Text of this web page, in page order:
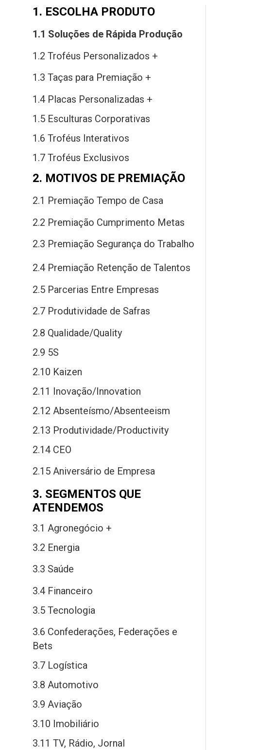
1. ESCOLHA PRODUTO
1.1 Soluções de Rápida Produção
1.2 Troféus Personalizados +
1.3 Taças para Premiação +
1.4 Placas Personalizadas +
1.5 Esculturas Corporativas
1.6 Troféus Interativos
1.7 Troféus Exclusivos
2. MOTIVOS DE PREMIAÇÃO
2.1 Premiação Tempo de Casa
2.2 Premiação Cumprimento Metas
2.3 Premiação Segurança do Trabalho
2.4 Premiação Retenção de Talentos
2.5 Parcerias Entre Empresas
2.7 Produtividade de Safras
2.8 Qualidade/Quality
2.9 5S
2.10 Kaizen
2.11 Inovação/Innovation
2.12 Absenteísmo/Absenteeism
2.13 Produtividade/Productivity
2.14 CEO
2.15 Aniversário de Empresa
3. SEGMENTOS QUE
ATENDEMOS
3.1 Agronegócio +
3.2 Energia
3.3 Saúde
3.4 Financeiro
3.5 Tecnologia
3.6 Confederações, Federações e
Bets
3.7 Logística
3.8 Automotivo
3.9 Aviação
3.10 Imobiliário
3.11 TV, Rádio, Jornal